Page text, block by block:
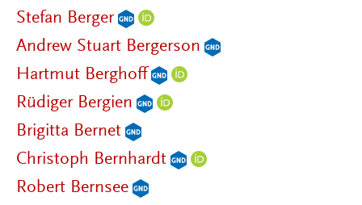
Stefan Berger
Andrew Stuart Bergerson
Hartmut Berghoff
Rüdiger Bergien
Brigitta Bernet
Christoph Bernhardt
Robert Bernsee